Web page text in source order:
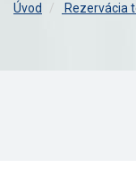
Úvod Rezervácia